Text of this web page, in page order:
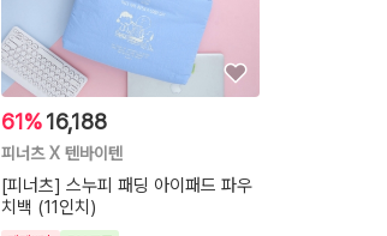
61% 16,188
피너츠 X 텐바이텐
[피너츠] 스누피 패딩 아이패드 파우
치백 (11인치)